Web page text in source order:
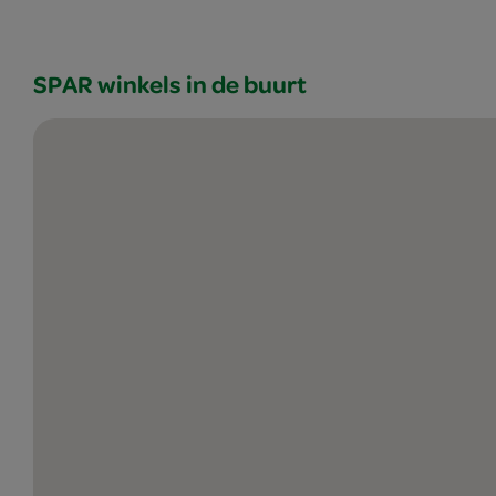
SPAR winkels in de buurt